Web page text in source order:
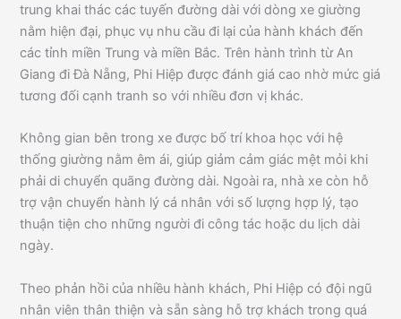
trung khai thác các tuyến đường dài với dòng xe giường
nằm hiện đại, phục vụ nhu cầu đi lại của hành khách đến
các tỉnh miền Trung và miền Bắc. Trên hành trình từ An
Giang đi Đà Nẵng, Phi Hiệp được đánh giá cao nhờ mức giá
tương đối cạnh tranh so với nhiều đơn vị khác.
Không gian bên trong xe được bố trí khoa học với hệ
thống giường nằm êm ái, giúp giảm cảm giác mệt mỏi khi
phải di chuyển quãng đường dài. Ngoài ra, nhà xe còn hỗ
trợ vận chuyển hành lý cá nhân với số lượng hợp lý, tạo
thuận tiện cho những người đi công tác hoặc du lịch dài
ngày.
Theo phản hồi của nhiều hành khách, Phi Hiệp có đội ngũ
nhân viên thân thiện và sẵn sàng hỗ trợ khách trong quá